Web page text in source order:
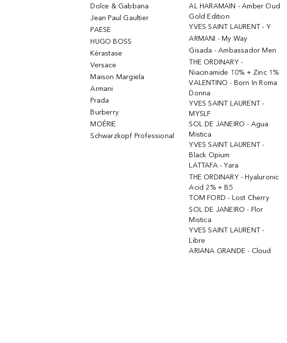
Dolce & Gabbana
Jean Paul Gaultier
PAESE
HUGO BOSS
Kérastase
Versace
Maison Margiela
Armani
Prada
Burberry
MOÉRIE
Schwarzkopf Professional
AL HARAMAIN - Amber Oud
Gold Edition
YVES SAINT LAURENT - Y
ARMANI - My Way
Gisada - Ambassador Men
THE ORDINARY -
Niacinamide 10% + Zinc 1%
VALENTINO - Born In Roma
Donna
YVES SAINT LAURENT -
MYSLF
SOL DE JANEIRO - Agua
Mistica
YVES SAINT LAURENT -
Black Opium
LATTAFA - Yara
THE ORDINARY - Hyaluronic
Acid 2% + B5
TOM FORD - Lost Cherry
SOL DE JANEIRO - Flor
Mistica
YVES SAINT LAURENT -
Libre
ARIANA GRANDE - Cloud